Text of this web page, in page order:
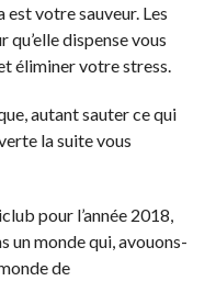
votre sauveur. Les
qu’elle dispense vous
éliminer votre stress.
autant sauter ce qui
la suite vous
pour l’année 2018,
un monde qui, avouons-
de